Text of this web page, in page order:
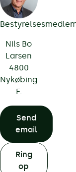
Nils Bo
Larsen
4800
Nykøbing
F.
Send
email
Ring
op